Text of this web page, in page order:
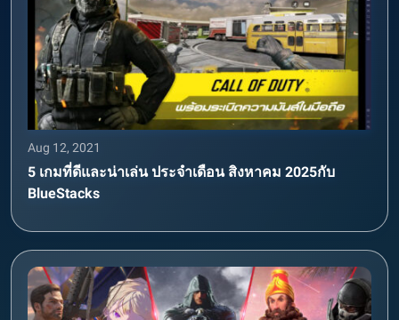
Aug 12, 2021
5 เกมที่ดีและน่าเล่น ประจำเดือน สิงหาคม 2025กับ
BlueStacks